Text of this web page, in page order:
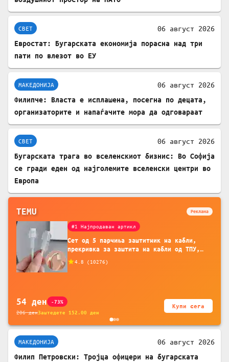
СВЕТ 06 август 2026
Евростат: Бугарската економија порасна над три
пати по влезот во ЕУ
МАКЕДОНИЈА 06 август 2026
Филипче: Власта е исплашена, посегна по децата,
организаторите и напаѓачите мора да одговараат
СВЕТ 06 август 2026
Бугарската трага во вселенскиот бизнис: Во Софија
се гради еден од најголемите вселенски центри во
Европа
TEMU Реклама
#1 Најпродаван артикл
Сет од 5 парчиња заштитник на кабли,
прекривка за заштита на кабли од ТПУ,
додатоци за заштита на кабли, без
батерија, за мобилни телефони, комплет
4.8 ( 10276)
54 ден -73%
206денЗаштедете 152.00 ден
Купи сега
МАКЕДОНИЈА 06 август 2026
Филип Петровски: Тројца офицери на бугарската